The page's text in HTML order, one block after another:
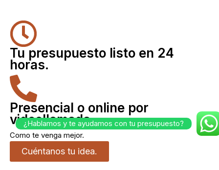
Tu presupuesto listo en 24
horas.
Presencial o online por
videollamada
Como te venga mejor.
Cuéntanos tu idea.
¿Hablamos y te ayudamos con tu presupuesto?